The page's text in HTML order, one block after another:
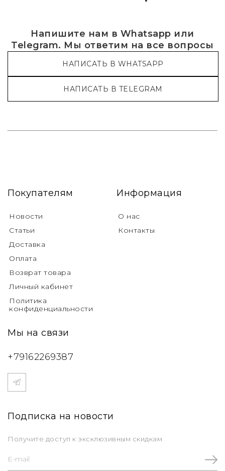
Напишите нам в Whatsapp или
Telegram. Мы ответим на все вопросы
НАПИСАТЬ В WHATSAPP
НАПИСАТЬ В TELEGRAM
Покупателям
Новости
Статьи
Доставка
Оплата
Возврат товара
Личный кабинет
Политика
конфиденциальности
Информация
О нас
Контакты
Мы на связи
+79162269387
Подписка на новости
Получите доступ к эксклюзивным скидкам